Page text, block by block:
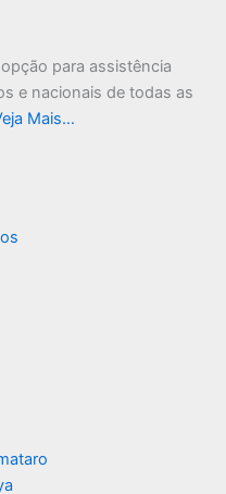
para assistência
e nacionais de todas as
Mais…